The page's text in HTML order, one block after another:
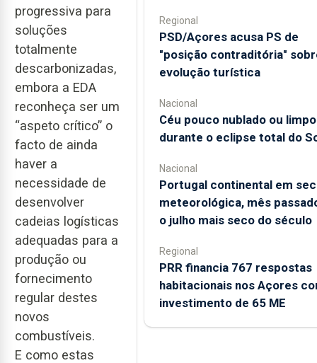
progressiva para
soluções
totalmente
descarbonizadas,
embora a EDA
reconheça ser um
“aspeto crítico” o
facto de ainda
haver a
necessidade de
desenvolver
cadeias logísticas
adequadas para a
produção ou
fornecimento
regular destes
novos
combustíveis.
E como estas
Regional
PSD/Açores acusa PS de
"posição contraditória"
evolução turística
Nacional
Céu pouco nublado ou limpo
durante o eclipse total do
Nacional
Portugal continental em
meteorológica, mês
o julho mais seco do século
Regional
PRR financia 767 respostas
habitacionais nos Açores
investimento de 65 ME